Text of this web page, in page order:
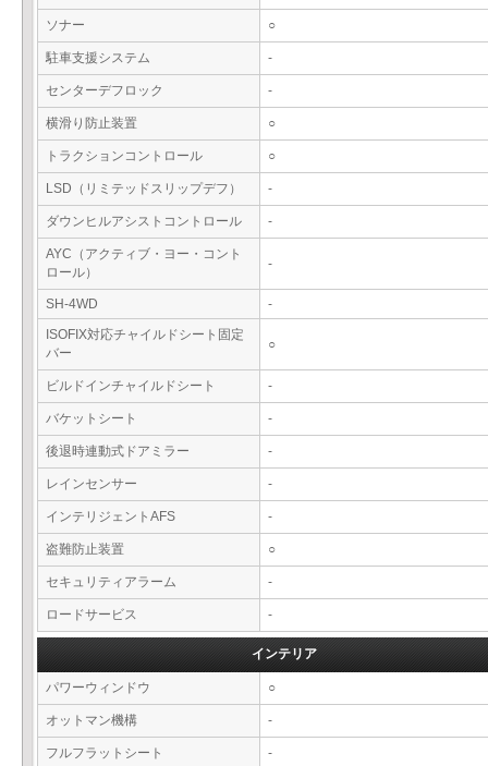
ソナー ○
駐車支援システム -
センターデフロック -
横滑り防止装置 ○
トラクションコントロール ○
LSD（リミテッドスリップデフ） -
ダウンヒルアシストコントロール -
AYC（アクティブ・ヨー・コント
ロール）
-
SH-4WD
-
ISOFIX対応チャイルドシート固定
バー
○
ビルドインチャイルドシート -
バケットシート -
後退時連動式ドアミラー -
レインセンサー -
インテリジェントAFS -
盗難防止装置 ○
セキュリティアラーム -
ロードサービス -
インテリア
パワーウィンドウ ○
オットマン機構 -
フルフラットシート -